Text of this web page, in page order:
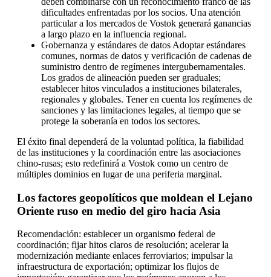
dificultades enfrentadas por los socios. Una atención
particular a los mercados de Vostok generará ganancias
a largo plazo en la influencia regional.
Gobernanza y estándares de datos Adoptar estándares
comunes, normas de datos y verificación de cadenas de
suministro dentro de regímenes intergubernamentales.
Los grados de alineación pueden ser graduales;
establecer hitos vinculados a instituciones bilaterales,
regionales y globales. Tener en cuenta los regímenes de
sanciones y las limitaciones legales, al tiempo que se
protege la soberanía en todos los sectores.
El éxito final dependerá de la voluntad política, la fiabilidad
de las instituciones y la coordinación entre las asociaciones
chino-rusas; esto redefinirá a Vostok como un centro de
múltiples dominios en lugar de una periferia marginal.
Los factores geopolíticos que moldean el Lejano
Oriente ruso en medio del giro hacia Asia
Recomendación: establecer un organismo federal de
coordinación; fijar hitos claros de resolución; acelerar la
modernización mediante enlaces ferroviarios; impulsar la
infraestructura de exportación; optimizar los flujos de